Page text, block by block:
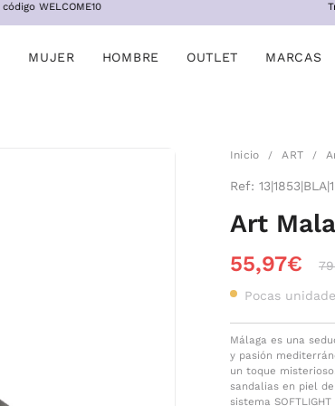
WELCOME10
MUJER HOMBRE OUTLET MARCAS
Inicio / ART /
Ref:
Art
55,97€
Pocas
Málaga es una
y pasión
un toque
sandalias en piel
sistema